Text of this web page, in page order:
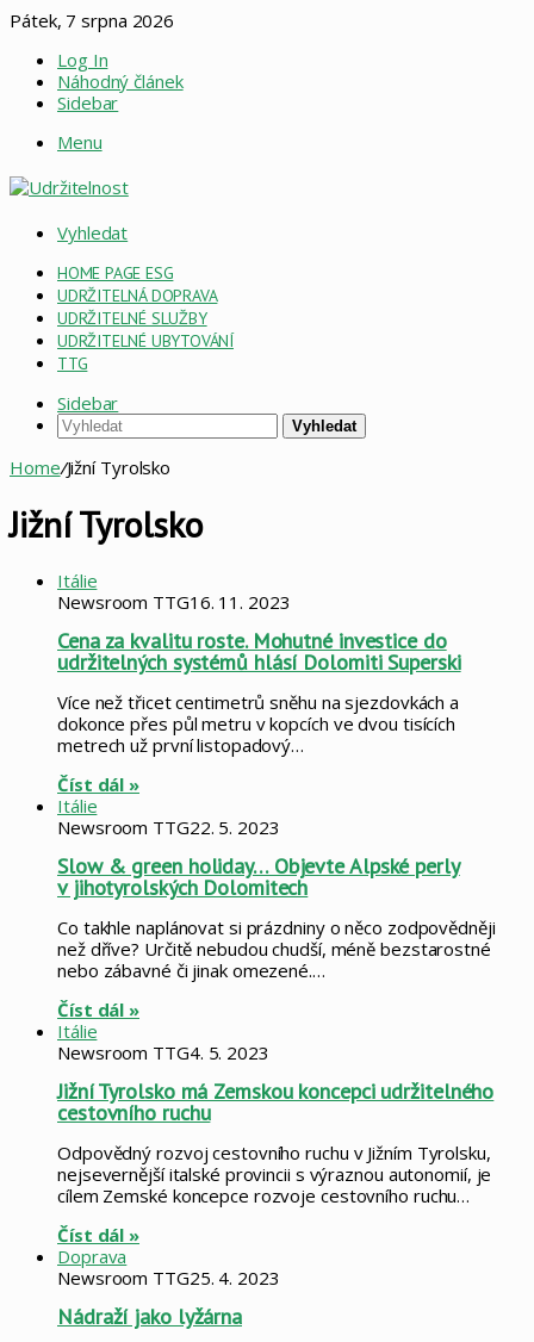
Pátek, 7 srpna 2026
Log In
Náhodný článek
Sidebar
Menu
Vyhledat
HOME PAGE ESG
UDRŽITELNÁ DOPRAVA
UDRŽITELNÉ SLUŽBY
UDRŽITELNÉ UBYTOVÁNÍ
TTG
Sidebar
Vyhledat
Home/Jižní Tyrolsko
Jižní Tyrolsko
Itálie
Newsroom TTG16. 11. 2023
Cena za kvalitu roste. Mohutné investice do
udržitelných systémů hlásí Dolomiti Superski
Více než třicet centimetrů sněhu na sjezdovkách a
dokonce přes půl metru v kopcích ve dvou tisících
metrech už první listopadový…
Číst dál »
Itálie
Newsroom TTG22. 5. 2023
Slow & green holiday… Objevte Alpské perly
v jihotyrolských Dolomitech
Co takhle naplánovat si prázdniny o něco zodpovědněji
než dříve? Určitě nebudou chudší, méně bezstarostné
nebo zábavné či jinak omezené.…
Číst dál »
Itálie
Newsroom TTG4. 5. 2023
Jižní Tyrolsko má Zemskou koncepci udržitelného
cestovního ruchu
Odpovědný rozvoj cestovního ruchu v Jižním Tyrolsku,
nejsevernější italské provincii s výraznou autonomií, je
cílem Zemské koncepce rozvoje cestovního ruchu…
Číst dál »
Doprava
Newsroom TTG25. 4. 2023
Nádraží jako lyžárna